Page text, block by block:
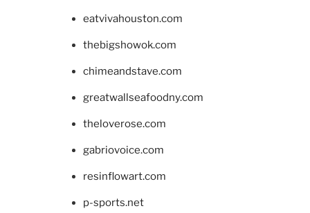
eatvivahouston.com
thebigshowok.com
chimeandstave.com
greatwallseafoodny.com
theloverose.com
gabriovoice.com
resinflowart.com
p-sports.net